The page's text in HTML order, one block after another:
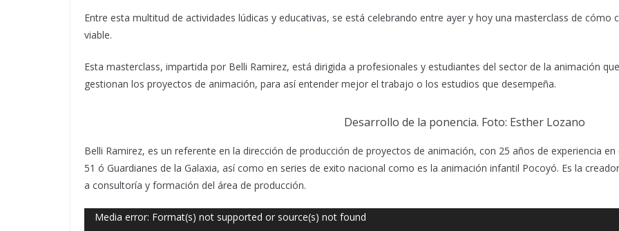
Entre esta multitud de actividades lúdicas y educativas, se está celebrando entre ayer y hoy una masterclass de
viable.
Esta masterclass, impartida por Belli Ramirez, está dirigida a profesionales y estudiantes del sector de la animación
gestionan los proyectos de animación, para así entender mejor el trabajo o los estudios que desempeña.
Desarrollo de la ponencia. Foto: Esther Lozano
Belli Ramirez, es un referente en la dirección de producción de proyectos de animación, con 25 años de experiencia
51 ó Guardianes de la Galaxia, así como en series de exito nacional como es la animación infantil Pocoyó. Es la
a consultoría y formación del área de producción.
Reproductor
Media error: Format(s) not supported or source(s) not found